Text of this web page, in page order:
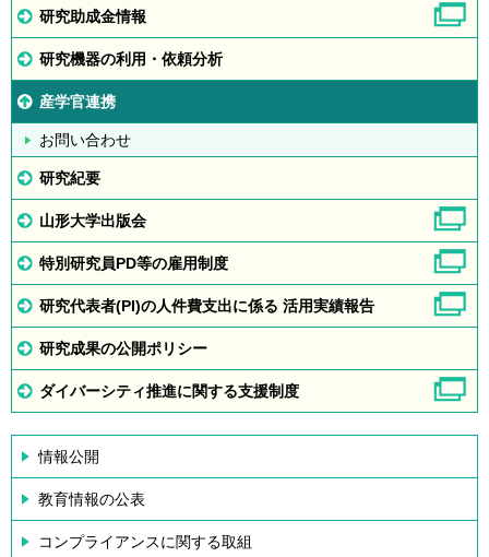
研究助成金情報
研究機器の利用・依頼分析
産学官連携
お問い合わせ
研究紀要
山形大学出版会
特別研究員PD等の雇用制度
研究代表者(PI)の人件費支出に係る 活用実績報告
研究成果の公開ポリシー
ダイバーシティ推進に関する支援制度
情報公開
教育情報の公表
コンプライアンスに関する取組